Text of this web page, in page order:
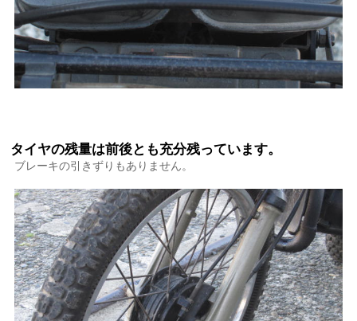
タイヤの残量は前後とも充分残っています。
ブレーキの引きずりもありません。